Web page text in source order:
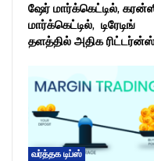
ஷேர் மார்க்கெட்டில்,
மார்க்கெட்டில், டிரேடிங்
தளத்தில் அதிக
வர்த்தக டிப்ஸ்